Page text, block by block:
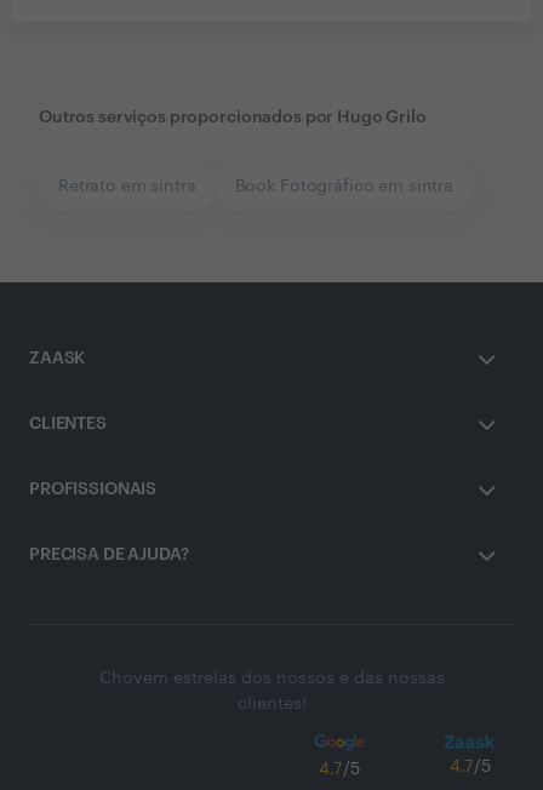
Outros serviços proporcionados por Hugo Grilo
Retrato em sintra Book Fotográfico em sintra
ZAASK
CLIENTES
PROFISSIONAIS
PRECISA DE AJUDA?
Chovem estrelas dos nossos e das nossas
clientes!
4.7/5 4.7/5